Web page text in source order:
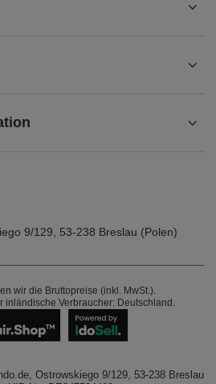
9/129 53-238 Breslau (Polen)
wir die Bruttopreise (inkl. MwSt.).
inländische Verbraucher: Deutschland .
Ostrowskiego 9/129, 53-238 Breslau